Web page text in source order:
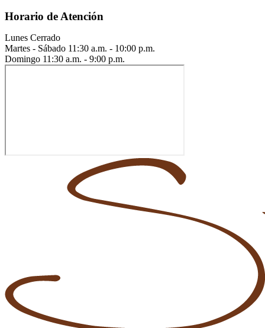
Horario de Atención
Lunes Cerrado
Martes - Sábado 11:30 a.m. - 10:00 p.m.
Domingo 11:30 a.m. - 9:00 p.m.